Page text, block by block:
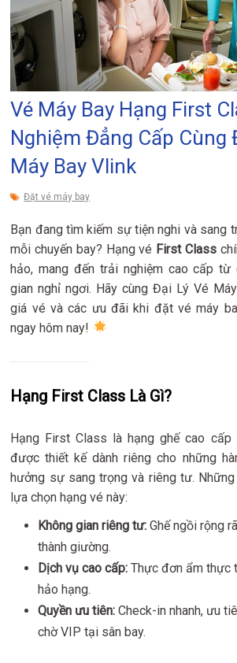
Vé Máy Bay Hạng First
Nghiệm Đẳng Cấp Cùng
Máy Bay Vlink
Đặt vé máy bay
Bạn đang tìm kiếm sự tiện nghi và sang
mỗi chuyến bay? Hạng vé First Class
hảo, mang đến trải nghiệm cao cấp từ
gian nghỉ ngơi. Hãy cùng Đại Lý Vé
giá vé và các ưu đãi khi đặt vé máy
ngay hôm nay!
Hạng First Class Là Gì?
Hạng First Class là hạng ghế cao cấp
được thiết kế dành riêng cho những
hưởng sự sang trọng và riêng tư.
lựa chọn hạng vé này:
Không gian riêng tư: Ghế ngồi rộng
thành giường.
Dịch vụ cao cấp: Thực đơn ẩm thực
hảo hạng.
Quyền ưu tiên: Check-in nhanh, ưu
chờ VIP tại sân bay.